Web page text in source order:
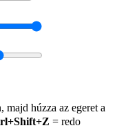
majd húzza az egeret a
= redo